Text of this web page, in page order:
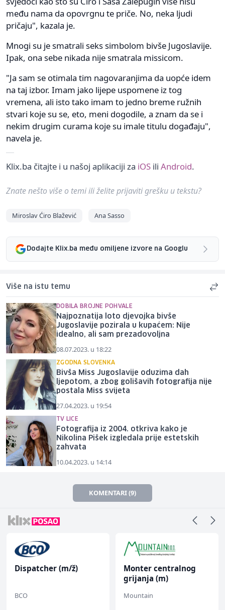
među nama da opovrgnu te priče. No, neka ljudi
pričaju", kazala je.
Mnogi su je smatrali seks simbolom bivše Jugoslavije.
Ipak, ona sebe nikada nije smatrala missicom.
"Ja sam se otimala tim nagovaranjima da uopće idem
na taj izbor. Imam jako lijepe uspomene iz tog
vremena, ali isto tako imam to jedno breme ružnih
stvari koje su se, eto, meni dogodile, a znam da se i
nekim drugim curama koje su imale titulu događaju",
navela je.
Klix.ba čitajte i u našoj aplikaciji za iOS ili Android.
Znate nešto više o temi ili želite prijaviti grešku u tekstu?
Miroslav Ćiro Blažević Ana Sasso
Dodajte Klix.ba među omiljene izvore na Googlu
Više na istu temu
DOBILA BROJNE POHVALE
Najpoznatija loto djevojka bivše
Jugoslavije pozirala u kupaćem: Nije
idealno, ali sam prezadovoljna
08.07.2023. u 18:22
ZGODNA SLOVENKA
Bivša Miss Jugoslavije oduzima dah
ljepotom, a zbog golišavih fotografija nije
postala Miss svijeta
27.04.2023. u 19:54
TV LICE
Fotografija iz 2004. otkriva kako je
Nikolina Pišek izgledala prije estetskih
zahvata
10.04.2023. u 14:14
KOMENTARI (9)
Dispatcher (m/ž)
BCO
Monter centralnog
grijanja (m)
Mountain